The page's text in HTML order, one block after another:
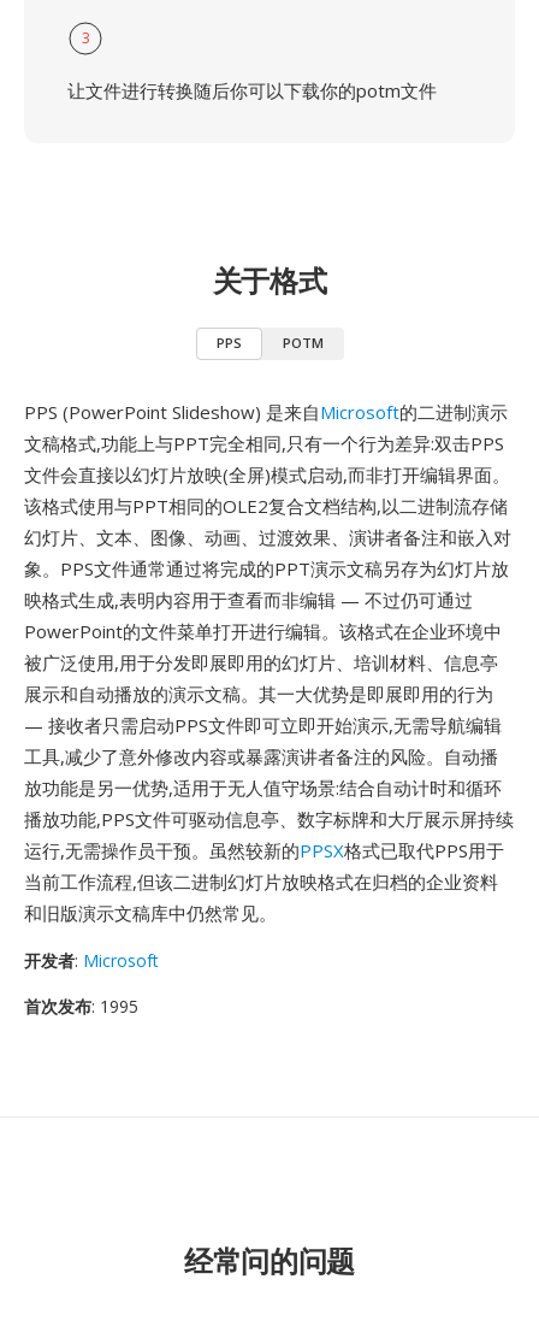
3
让文件进行转换随后你可以下载你的potm文件
关于格式
PPS POTM
PPS (PowerPoint Slideshow) 是来自Microsoft的二进制演示
文稿格式,功能上与PPT完全相同,只有一个行为差异:双击PPS
文件会直接以幻灯片放映(全屏)模式启动,而非打开编辑界面。
该格式使用与PPT相同的OLE2复合文档结构,以二进制流存储
幻灯片、文本、图像、动画、过渡效果、演讲者备注和嵌入对
象。PPS文件通常通过将完成的PPT演示文稿另存为幻灯片放
映格式生成,表明内容用于查看而非编辑 — 不过仍可通过
PowerPoint的文件菜单打开进行编辑。该格式在企业环境中
被广泛使用,用于分发即展即用的幻灯片、培训材料、信息亭
展示和自动播放的演示文稿。其一大优势是即展即用的行为
— 接收者只需启动PPS文件即可立即开始演示,无需导航编辑
工具,减少了意外修改内容或暴露演讲者备注的风险。自动播
放功能是另一优势,适用于无人值守场景:结合自动计时和循环
播放功能,PPS文件可驱动信息亭、数字标牌和大厅展示屏持续
运行,无需操作员干预。虽然较新的PPSX格式已取代PPS用于
当前工作流程,但该二进制幻灯片放映格式在归档的企业资料
和旧版演示文稿库中仍然常见。
开发者: Microsoft
首次发布: 1995
经常问的问题